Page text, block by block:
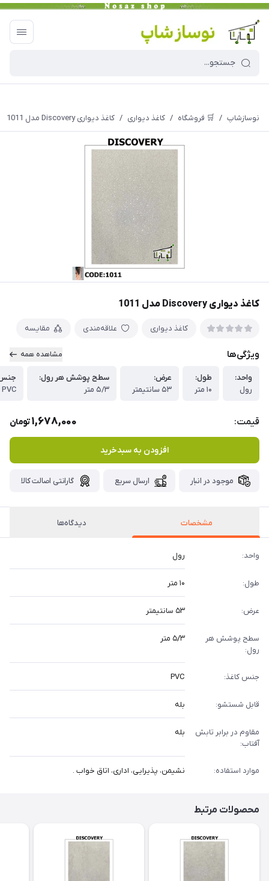
نوسازشاپ / 🛒 فروشگاه / کاغذ دیواری / کاغذ دیواری Discovery مدل 1011
کاغذ دیواری Discovery مدل 1011
کاغذ دیواری علاقه‌مندی مقایسه
ویژگی‌ها مشاهده همه
واحد:
رول
طول:
۱۰ متر
عرض:
۵۳ سانتیمتر
سطح پوشش هر رول:
۵/۳ متر
جنس
PVC
قیمت: 1,678,000تومان
افزودن به سبدخرید
موجود در انبار ارسال سریع گارانتی اصالت کالا
مشخصات دیدگاه‌ها
واحد: رول
طول: ۱۰ متر
عرض: ۵۳ سانتیمتر
سطح پوشش هر
رول:
۵/۳ متر
جنس کاغذ: PVC
قابل شستشو: بله
مقاوم در برابر تابش
آفتاب:
بله
موارد استفاده: نشیمن، پذیرایی، اداری، اتاق خواب .
محصولات مرتبط